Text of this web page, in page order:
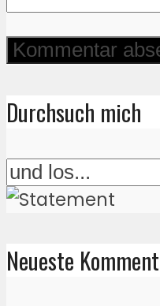
Durchsuch mich
Neueste